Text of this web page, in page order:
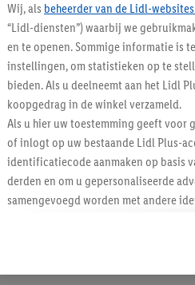
Wij, als beheerder van de Lidl-
“Lidl-diensten”) waarbij we
en te openen. Sommige informatie is
instellingen, om statistieken op te
bieden. Als u deelneemt aan het Lidl
koopgedrag in de winkel verzameld.
Als u hier uw toestemming geeft voor
of inlogt op uw bestaande Lidl Plus-
identificatiecode aanmaken op basis
derden en om u gepersonaliseerde
samengevoegd worden met andere
Als u hiermee akkoord gaat, kunnen
u interesse hebt getoond
niet te kopen), ook op verschillende